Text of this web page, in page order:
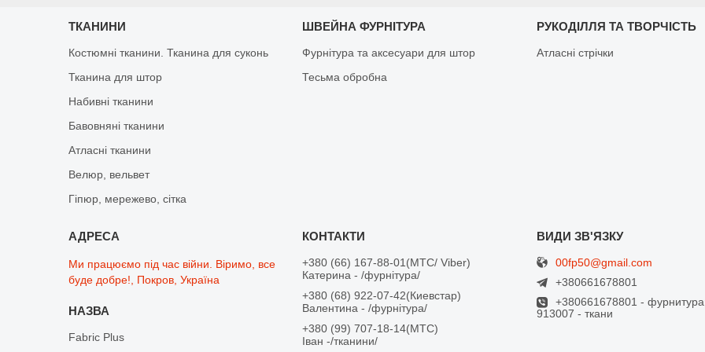
ТКАНИНИ
Костюмні тканини. Тканина для суконь
Тканина для штор
Набивні тканини
Бавовняні тканини
Атласні тканини
Велюр, вельвет
Гіпюр, мережево, сітка
ШВЕЙНА ФУРНІТУРА
Фурнітура та аксесуари для штор
Тесьма обробна
РУКОДІЛЛЯ ТА ТВОРЧІСТЬ
Атласні стрічки
Ми працюємо під час війни. Віримо, все
буде добре!, Покров, Україна
Fabric Plus
+380 (66) 167-88-01 МТС/ Viber
Катерина - /фурнітура/
+380 (68) 922-07-42 Киевстар
Валентина - /фурнітура/
+380 (99) 707-18-14 МТС
Іван -/тканини/
00fp50@gmail.com
+380661678801
+380661678801 -
913007 - ткани